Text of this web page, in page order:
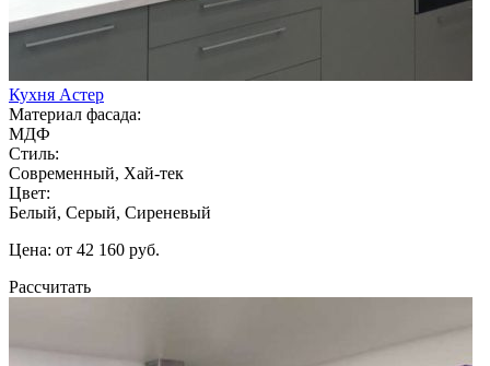
Кухня Астер
Материал фасада:
МДФ
Стиль:
Современный, Хай-тек
Цвет:
Белый, Серый, Сиреневый
Цена: от 42 160 руб.
Рассчитать